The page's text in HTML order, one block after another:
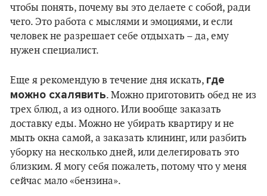
чтобы понять, почему вы это делаете с собой, ради
чего. Это работа с мыслями и эмоциями, и если
человек не разрешает себе отдыхать – да, ему
нужен специалист.
Еще я рекомендую в течение дня искать, где
можно схалявить. Можно приготовить обед не из
трех блюд, а из одного. Или вообще заказать
доставку еды. Можно не убирать квартиру и не
мыть окна самой, а заказать клининг, или разбить
уборку на несколько дней, или делегировать это
близким. Я могу себя пожалеть, потому что у меня
сейчас мало «бензина».